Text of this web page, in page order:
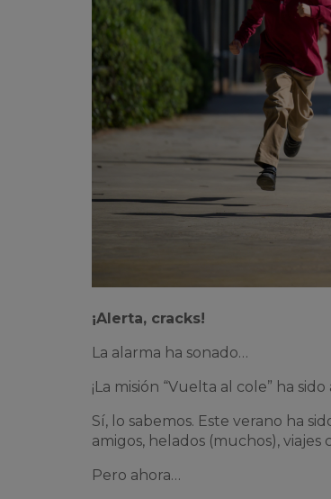
¡Alerta, cracks!
La alarma ha sonado…
¡La misión “Vuelta al cole” ha sido
Sí, lo sabemos. Este verano ha
amigos, helados (muchos),
Pero ahora…